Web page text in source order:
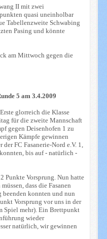
II mit zwei
quasi uneinholbar
Tabellenzweite Schwabing
Pasing und könnte
am Mittwoch gegen die
5 am 3.4.2009
glorreich die Klasse
für die zweite Mannschaft
gegen Deisenhofen 1 zu
Kämpfe gewinnen
FC Fasanerie-Nord e.V. 1,
bis auf - natürlich -
Punkte Vorsprung. Nun hatte
dass die Fasanen
beenden konnten und nun
Vorsprung vor uns in der
Spiel mehr). Ein Brettpunkt
wieder
natürlich, wir gewinnen